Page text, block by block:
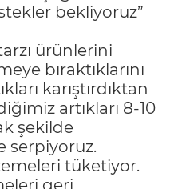
bekliyoruz”
ürünlerini
bıraktıklarını
karıştırdıktan
artıkları 8-10
şekilde
serpiyoruz.
tüketiyor.
geri